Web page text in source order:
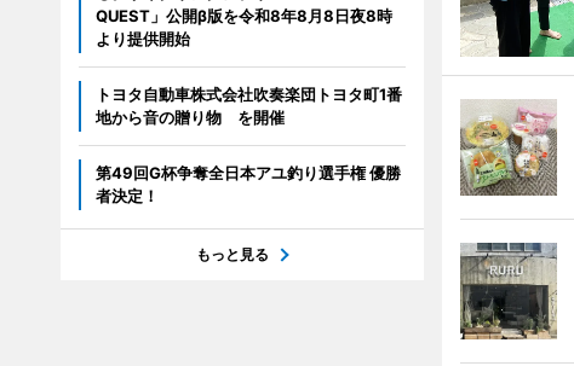
QUEST」公開β版を令和8年8月8日夜8時
より提供開始
トヨタ自動車株式会社吹奏楽団トヨタ町1番
地から音の贈り物 を開催
第49回G杯争奪全日本アユ釣り選手権 優勝
者決定！
もっと見る